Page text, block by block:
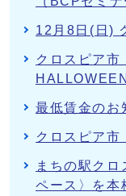
12月8日(日)
クロスピア
最低賃金のお
クロスピア
まちの駅クロ
ペース〉を本